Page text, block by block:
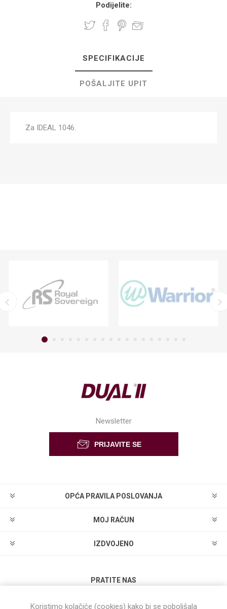
Podijelite:
SPECIFIKACIJE
POŠALJITE UPIT
Za IDEAL 1046.
Newsletter
OPĆA PRAVILA POSLOVANJA
MOJ RAČUN
IZDVOJENO
PRATITE NAS
Koristimo kolačiće (cookies) kako bi se poboljšala